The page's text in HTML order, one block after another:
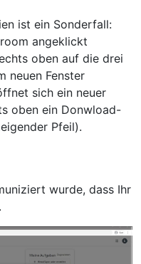
ist ein Sonderfall:
angeklickt
oben auf die drei
neuen Fenster
sich ein neuer
oben ein Donwload-
Pfeil).
wurde, dass Ihr